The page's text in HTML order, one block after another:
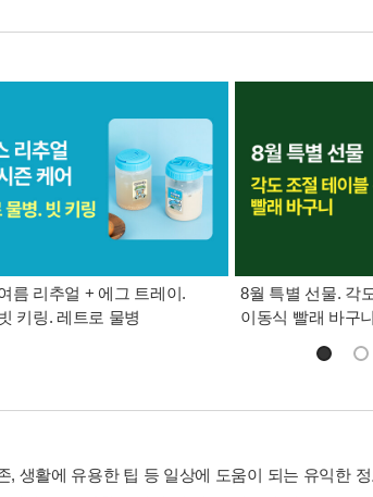
름 리추얼 + 에그 트레이.
키링. 레트로 물병
8월 특별 선물. 각
이동식 빨래 바구니
, 생활에 유용한 팁 등 일상에 도움이 되는 유익한